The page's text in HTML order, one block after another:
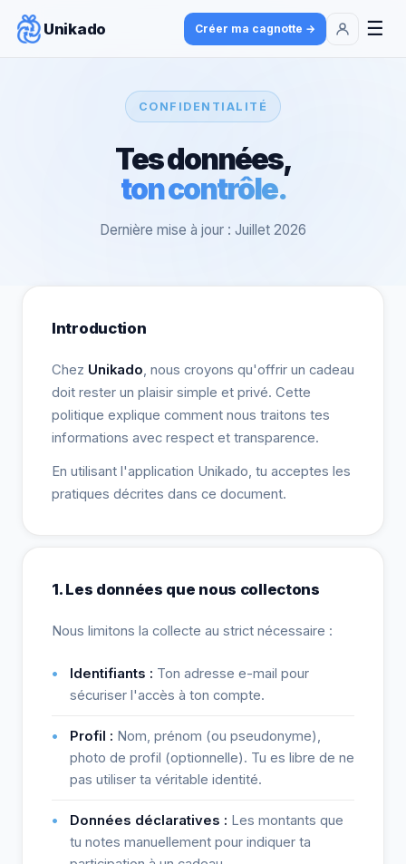
Unikado Créer ma cagnotte → ☰
CONFIDENTIALITÉ
Tes données,
ton contrôle.
Dernière mise à jour : Juillet 2026
Introduction
Chez Unikado, nous croyons qu'offrir un cadeau
doit rester un plaisir simple et privé. Cette
politique explique comment nous traitons tes
informations avec respect et transparence.
En utilisant l'application Unikado, tu acceptes les
pratiques décrites dans ce document.
1. Les données que nous collectons
Nous limitons la collecte au strict nécessaire :
Identifiants : Ton adresse e-mail pour
sécuriser l'accès à ton compte.
Profil : Nom, prénom (ou pseudonyme),
photo de profil (optionnelle). Tu es libre de ne
pas utiliser ta véritable identité.
Données déclaratives : Les montants que
tu notes manuellement pour indiquer ta